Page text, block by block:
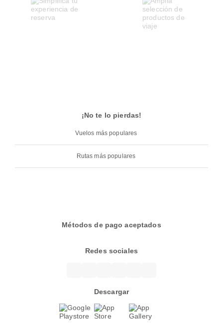
¡No te lo pierdas!
Vuelos más populares
Rutas más populares
Métodos de pago aceptados
Redes sociales
Descargar